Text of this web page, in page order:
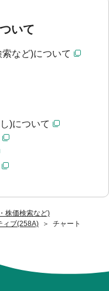
株価検索など)
ィブ(258A)
チャート
いて
など)について
)について